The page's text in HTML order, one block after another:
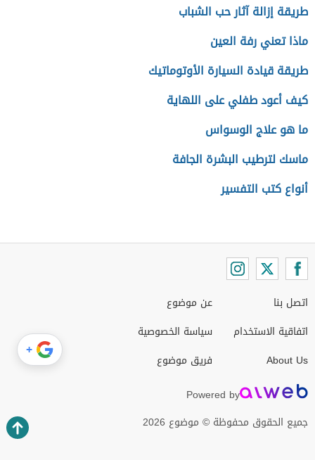
طريقة إزالة آثار حب الشباب
ماذا تعني رفة العين
طريقة قيادة السيارة الأوتوماتيك
كيف أعود طفلي على اللهاية
ما هو علاج الوسواس
ماسك لترطيب البشرة الجافة
أنواع كتب التفسير
اتصل بنا
اتفاقية الاستخدام
About Us
عن موضوع
سياسة الخصوصية
فريق موضوع
Powered by
جميع الحقوق محفوظة © موضوع 2026
+